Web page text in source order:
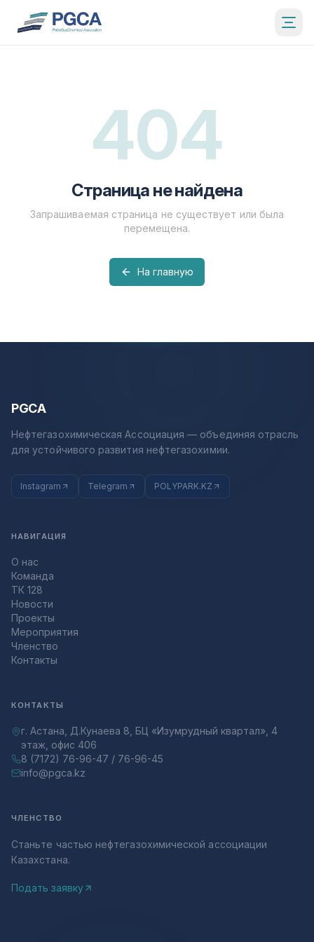
404
Страница не найдена
Запрашиваемая страница не существует или была
перемещена.
На главную
PGCA
Нефтегазохимическая Ассоциация — объединяя отрасль
для устойчивого развития нефтегазохимии.
Instagram Telegram POLYPARK.KZ
НАВИГАЦИЯ
О нас
Команда
ТК 128
Новости
Проекты
Мероприятия
Членство
Контакты
КОНТАКТЫ
г. Астана, Д.Кунаева 8, БЦ «Изумрудный квартал», 4
этаж, офис 406
8 (7172) 76-96-47 / 76-96-45
info@pgca.kz
ЧЛЕНСТВО
Станьте частью нефтегазохимической ассоциации
Казахстана.
Подать заявку